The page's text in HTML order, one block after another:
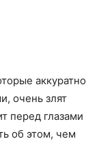
аккуратно
очень злят
перед глазами
об этом, чем